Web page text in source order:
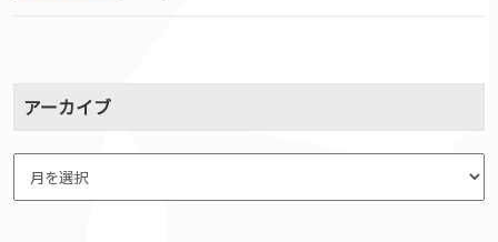
アーカイブ